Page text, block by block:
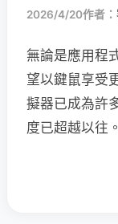
2026/4/20作者：
無論是應用程
望以鍵鼠享受
擬器已成為許
度已超越以往。